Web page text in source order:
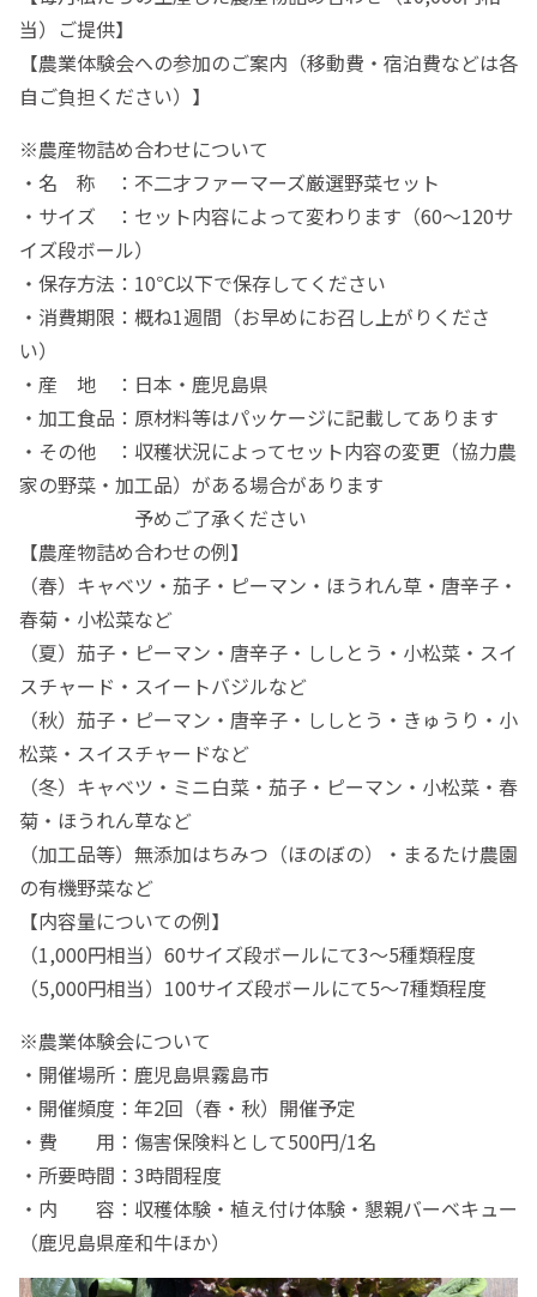
当）ご提供】
【農業体験会への参加のご案内（移動費・宿泊費などは各
自ご負担ください）】
※農産物詰め合わせについて
・名 称 ：不二才ファーマーズ厳選野菜セット
・サイズ ：セット内容によって変わります（60〜120サ
イズ段ボール）
・保存方法：10℃以下で保存してください
・消費期限：概ね1週間（お早めにお召し上がりくださ
い）
・産 地 ：日本・鹿児島県
・加工食品：原材料等はパッケージに記載してあります
・その他 ：収穫状況によってセット内容の変更（協力農
家の野菜・加工品）がある場合があります
予めご了承ください
【農産物詰め合わせの例】
（春）キャベツ・茄子・ピーマン・ほうれん草・唐辛子・
春菊・小松菜など
（夏）茄子・ピーマン・唐辛子・ししとう・小松菜・スイ
スチャード・スイートバジルなど
（秋）茄子・ピーマン・唐辛子・ししとう・きゅうり・小
松菜・スイスチャードなど
（冬）キャベツ・ミニ白菜・茄子・ピーマン・小松菜・春
菊・ほうれん草など
（加工品等）無添加はちみつ（ほのぼの）・まるたけ農園
の有機野菜など
【内容量についての例】
（1,000円相当）60サイズ段ボールにて3〜5種類程度
（5,000円相当）100サイズ段ボールにて5〜7種類程度
※農業体験会について
・開催場所：鹿児島県霧島市
・開催頻度：年2回（春・秋）開催予定
・費 用：傷害保険料として500円/1名
・所要時間：3時間程度
・内 容：収穫体験・植え付け体験・懇親バーベキュー
（鹿児島県産和牛ほか）